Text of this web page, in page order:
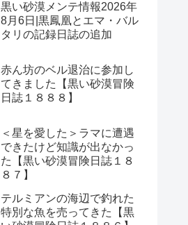
黒い砂漠メンテ情報2026年
8月6日|黒鳳凰とエマ・バル
タリの記録日誌の追加
赤ん坊のベル退治に参加し
てきました【黒い砂漠冒険
日誌１８８８】
＜星を愛した＞ラマに遭遇
できたけど知識が出なかっ
た【黒い砂漠冒険日誌１８
８７】
テルミアンの海辺で釣れた
特別な魚を売ってきた【黒